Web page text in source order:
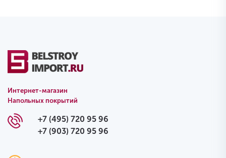
Интернет-магазин
Напольных покрытий
+7 (495) 720 95 96
+7 (903) 720 95 96